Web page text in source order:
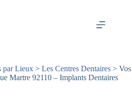
par Lieux > Les Centres Dentaires > Vos
Martre 92110 – Implants Dentaires